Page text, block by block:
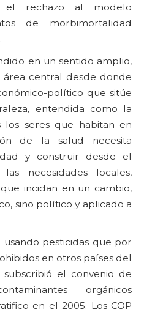
rechazo al modelo
de morbimortalidad
en un sentido amplio,
central desde donde
político que sitúe
entendida como la
seres que habitan en
de la salud necesita
y construir desde el
necesidades locales,
incidan en un cambio,
sino político y aplicado a
pesticidas que por
en otros países del
el convenio de
orgánicos
en el 2005. Los COP